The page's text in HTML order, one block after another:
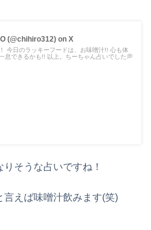
(@chihiro312) on X
今日のラッキーフードは、お味噌汁!! 心も体
息できるかも!! 以上。ちーちゃん占いでした💭
そうな占いですね！
えば味噌汁飲みます(笑)